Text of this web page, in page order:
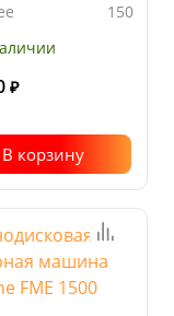
150
₽
В корзину